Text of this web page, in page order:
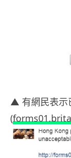
▲ 有網民表示
(